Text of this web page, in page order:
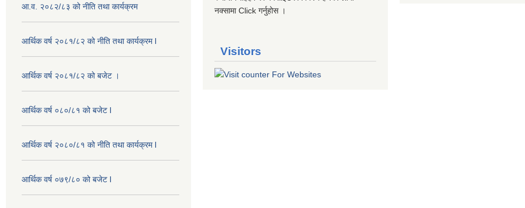
आ.व. २०८२/८३ को नीति तथा कार्यक्रम
आर्थिक वर्ष २०८१/८२ को नीति तथा कार्यक्रम l
आर्थिक वर्ष २०८१/८२ को बजेट ।
आर्थिक वर्ष ०८०/८१ को बजेट l
आर्थिक वर्ष २०८०/८१ को नीति तथा कार्यक्रम l
आर्थिक वर्ष ०७९/८० को बजेट l
नक्सामा Click गर्नुहोस ।
Visitors